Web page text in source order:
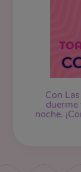
Con
duerme
noche.